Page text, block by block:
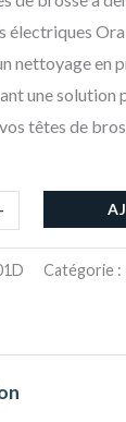
électriques
nettoyage en
une solution
têtes de
Catégorie :